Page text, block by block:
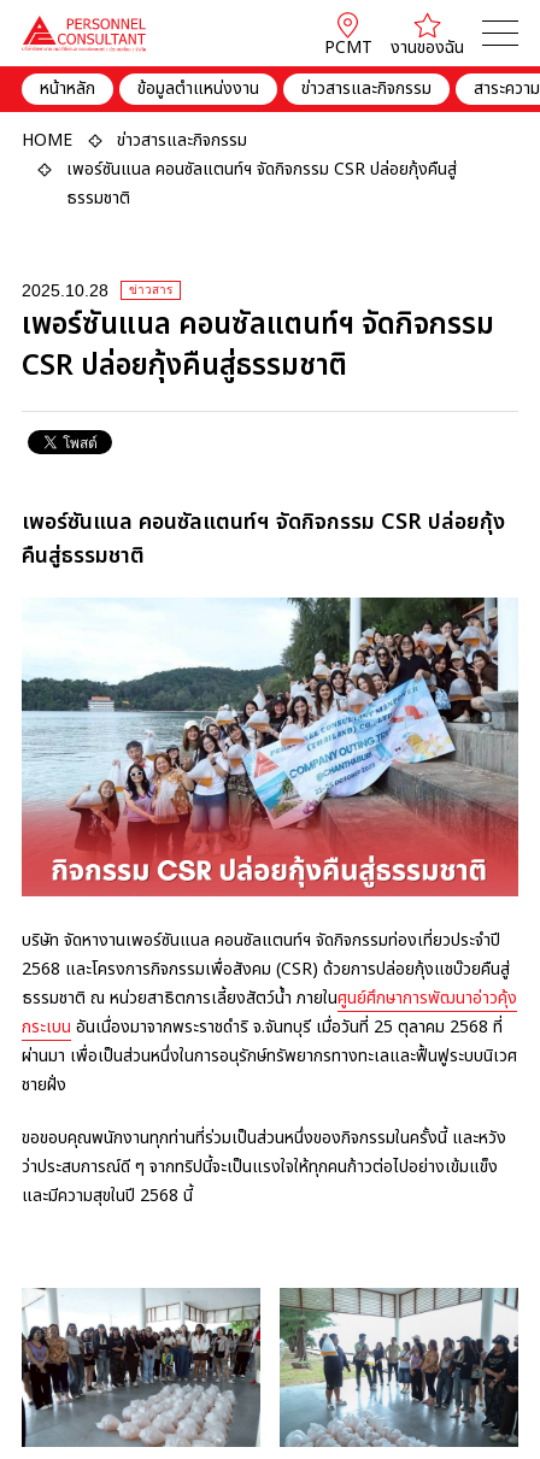
PCMT
งานของฉัน
หน้าหลัก
ข้อมูลตำแหน่งงาน ข่าวสารและกิจกรรม สาระควา
HOME
ข่าวสารและกิจกรรม
เพอร์ซันแนล คอนซัลแตนท์ฯ จัดกิจกรรม CSR ปล่อยกุ้งคืนสู่
ธรรมชาติ
2025.10.28 ข่าวสาร
เพอร์ซันแนล คอนซัลแตนท์ฯ จัดกิจกรรม
CSR ปล่อยกุ้งคืนสู่ธรรมชาติ
เพอร์ซันแนล คอนซัลแตนท์ฯ จัดกิจกรรม CSR ปล่อยกุ้ง
คืนสู่ธรรมชาติ
บริษัท จัดหางานเพอร์ซันแนล คอนซัลแตนท์ฯ จัดกิจกรรมท่องเที่ยวประจำปี
2568 และโครงการกิจกรรมเพื่อสังคม (CSR) ด้วยการปล่อยกุ้งแชบ๊วยคืนสู่
ธรรมชาติ ณ หน่วยสาธิตการเลี้ยงสัตว์น้ำ ภายในศูนย์ศึกษาการพัฒนาอ่าวคุ้ง
กระเบน อันเนื่องมาจากพระราชดำริ จ.จันทบุรี เมื่อวันที่ 25 ตุลาคม 2568 ที่
ผ่านมา เพื่อเป็นส่วนหนึ่งในการอนุรักษ์ทรัพยากรทางทะเลและฟื้นฟูระบบนิเวศ
ชายฝั่ง
ขอขอบคุณพนักงานทุกท่านที่ร่วมเป็นส่วนหนึ่งของกิจกรรมในครั้งนี้ และหวัง
ว่าประสบการณ์ดี ๆ จากทริปนี้จะเป็นแรงใจให้ทุกคนก้าวต่อไปอย่างเข้มแข็ง
และมีความสุขในปี 2568 นี้